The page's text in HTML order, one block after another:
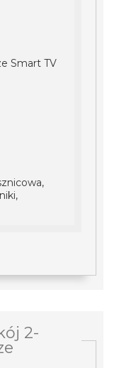
Smart TV
2-